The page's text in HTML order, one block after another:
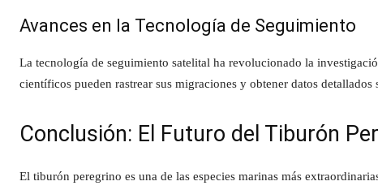
Avances en la Tecnología de Seguimiento
La tecnología de seguimiento satelital ha revolucionado la
científicos pueden rastrear sus migraciones y obtener datos
Conclusión: El Futuro del Tiburón
El tiburón peregrino es una de las especies marinas más